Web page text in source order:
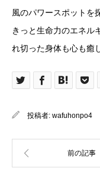
風のパワースポットを
きっと生命力のエネル
れ切った身体も心も癒
投稿者: wafuhonpo4